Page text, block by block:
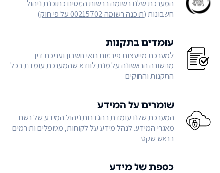
המערכת שלנו רשומה ברשות המסים כתוכנת ניהול
חשבונות (תוכנה רשומה 00215702 על פי חוק )
עומדים בתקנות
למערכת מייעצות פירמות רואי חשבון ועריכת דין
מהשורה הראשונה על מנת לוודא שהמערכת עומדת בכל
התקנות והחוקים
שומרים על המידע
המערכת שלנו עומדת בהגדרות ניהול המידע של רשם
מאגרי המידע. לנהל מידע על לקוחות, מטופלים ותורמים
בראש שקט
כספת של מידע